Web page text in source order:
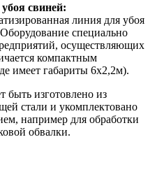
свиней:
линия для убоя
специально
осуществляющих
компактным
имеет габариты 6х2,2м).
быть изготовлено из
стали и укомплектовано
например для обработки
обвалки.